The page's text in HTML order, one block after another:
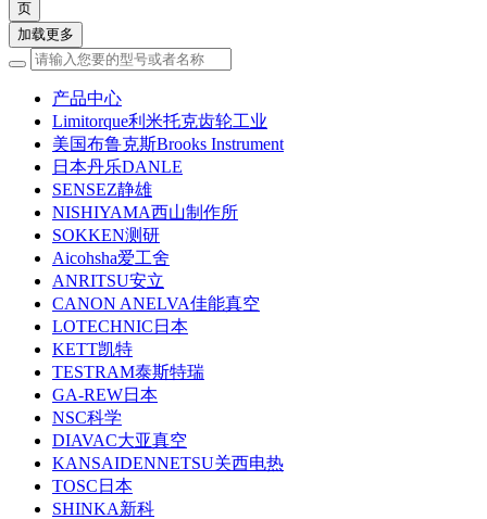
加载更多
产品中心
Limitorque利米托克齿轮工业
美国布鲁克斯Brooks Instrument
日本丹乐DANLE
SENSEZ静雄
NISHIYAMA西山制作所
SOKKEN测研
Aicohsha爱工舍
ANRITSU安立
CANON ANELVA佳能真空
LOTECHNIC日本
KETT凯特
TESTRAM泰斯特瑞
GA-REW日本
NSC科学
DIAVAC大亚真空
KANSAIDENNETSU关西电热
TOSC日本
SHINKA新科